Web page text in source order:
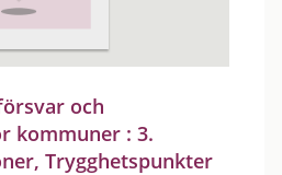
och
kommuner : 3.
Trygghetspunkter